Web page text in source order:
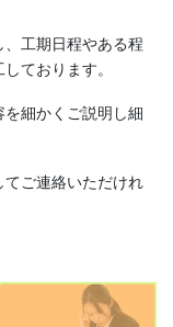
工期日程やある程
ております。
細かくご説明し細
てご連絡いただけれ